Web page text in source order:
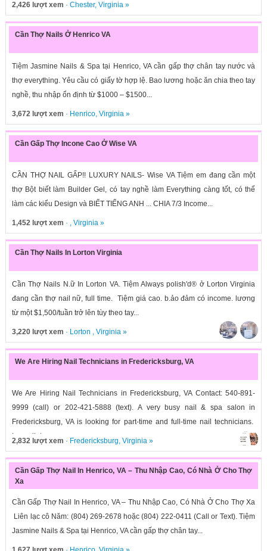
2,426 lượt xem · Chester, Virginia»
Cần Thợ Nails Ở Henrico VA
Tiệm Jasmine Nails & Spa tại Henrico, VA cần gấp thợ chân tay nước và
thợ everything. Yêu cầu có giấy tờ hợp lệ. Bao lương hoặc ăn chia theo tay
nghề, thu nhập ổn định từ $1000 – $1500...
3,672 lượt xem · Henrico, Virginia»
Cần Gấp Thợ Incone Cao Ở Wise VA
CẦN THỢ NAIL GẤP!! LUXURY NAILS- Wise VA Tiệm em đang cần một
thợ Bột biết làm Builder Gel, có tay nghề làm Everything càng tốt, có thể
làm các kiểu Design và BIẾT TIẾNG ANH ... CHIA 7/3 Income...
1,452 lượt xem · , Virginia»
Cần Thợ Nails In Lorton Virginia
Cần Thợ Nails N.ữ In Lorton VA. Tiệm Always polish'd® ở Lorton Virginia
đang cần thợ nail nữ, full time. Tiệm giá cao. b.ảo đảm có income. lương
từ một $1,500/tuần trở lên tùy theo tay...
3,220 lượt xem · Lorton , Virginia»
We Are Hiring Nail Technicians in Fredericksburg, VA
We Are Hiring Nail Technicians in Fredericksburg, VA Contact: 540-891-
9999 (call) or 202-421-5888 (text). A very busy nail & spa salon in
Fredericksburg, VA is looking for part-time and full-time nail technicians.
Immediate...
2,832 lượt xem · Fredericksburg, Virginia»
Cần Gấp Thợ Nail In Henrico, VA – Thu Nhập Cao, Có Nhà Ở Cho Thợ
Xa
Cần Gấp Thợ Nail In Henrico, VA – Thu Nhập Cao, Có Nhà Ở Cho Thợ Xa
Liên lạc cô Năm: (804) 269-2678 hoặc (804) 222-0411 (Call or Text). Tiệm
Jasmine Nails & Spa tại Henrico, VA cần gấp thợ chân tay...